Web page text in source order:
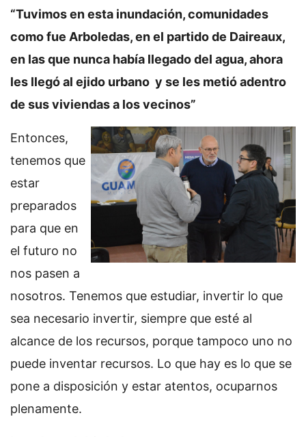
“Tuvimos en esta inundación, comunidades
como fue Arboledas, en el partido de Daireaux,
en las que nunca había llegado del agua, ahora
les llegó al ejido urbano y se les metió adentro
de sus viviendas a los vecinos”
Entonces,
tenemos que
estar
preparados
para que en
el futuro no
nos pasen a
nosotros. Tenemos que estudiar, invertir lo que
sea necesario invertir, siempre que esté al
alcance de los recursos, porque tampoco uno no
puede inventar recursos. Lo que hay es lo que se
pone a disposición y estar atentos, ocuparnos
plenamente.